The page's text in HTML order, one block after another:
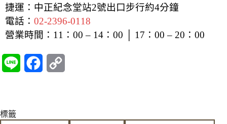
捷運：中正紀念堂站2號出口步行約4分鐘
電話： 02-2396-0118
營業時間：11：00 – 14：00 │ 17：00 – 20：00
e e y
標籤